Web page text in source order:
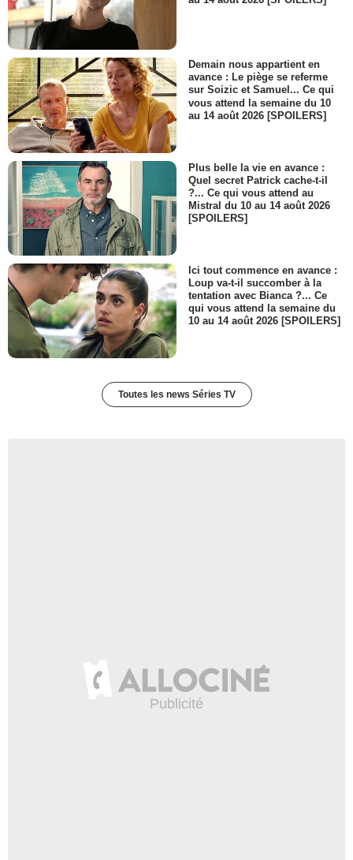
Demain nous appartient en
avance : Le piège se referme
sur Soizic et Samuel... Ce qui
vous attend la semaine du 10
au 14 août 2026 [SPOILERS]
Plus belle la vie en avance :
Quel secret Patrick cache-t-il
?... Ce qui vous attend au
Mistral du 10 au 14 août 2026
[SPOILERS]
Ici tout commence en avance :
Loup va-t-il succomber à la
tentation avec Bianca ?... Ce
qui vous attend la semaine du
10 au 14 août 2026 [SPOILERS]
Toutes les news Séries TV